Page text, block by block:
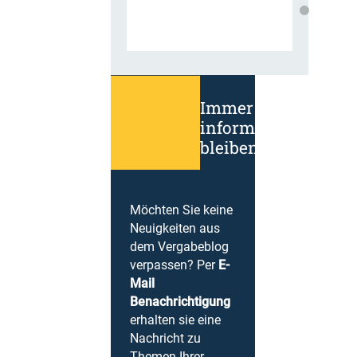
Immer
informiert
bleiben!
Möchten Sie keine
Neuigkeiten aus
dem Vergabeblog
verpassen? Per E-
Mail
Benachrichtigung
erhalten sie eine
Nachricht zu